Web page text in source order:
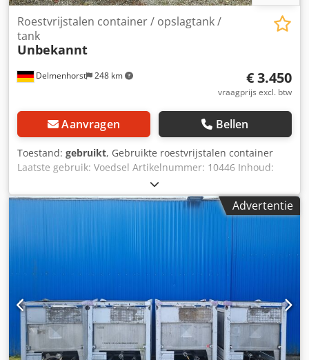
Delmenhorst 248 km
Roestvrijstalen container / opslagtank /
tank
Unbekannt
€ 3.450
vraagprijs excl. btw
Aanvragen Bellen
Toestand: gebruikt, Gebruikte roestvrijstalen container
Laatste gebruik: Voedsel Artikelnummer: 10446 Inhoud:
5000 liter Type: Staand op 3 voeten Materiaal
(mediacontact): roestvrij staal 1.4301 Ontwerp:
Enkelwandig Basis: Gebogen Bovengrond: Gebogen
container: Buitendiameter: 1440mm Cilindrische hoogte:
2980mm Dedsv Dt Taspfx Afqock Hoogte van de voeten:
1.4301 / AISI304 Externe onderdelen: 1.4301 / AISI304
Faciliteiten: Uitlaat: DN 40mm mangat: 340x450mm Diverse
verbindingen
Advertentie